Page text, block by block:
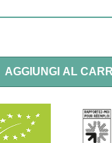
AGGIUNGI AL